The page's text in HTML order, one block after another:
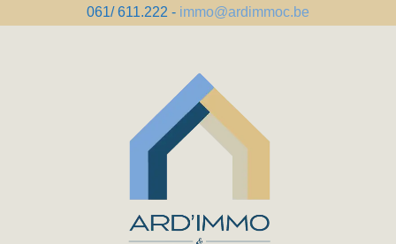
061/ 611.222 - immo@ardimmoc.be